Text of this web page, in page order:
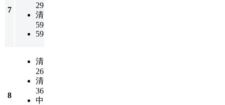
7
29
清
59
59
8
清
26
清
36
中